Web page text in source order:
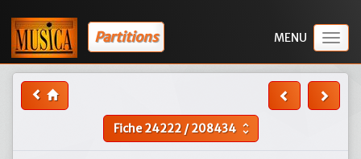
Partitions
Fiche24222/208434 unfold_more